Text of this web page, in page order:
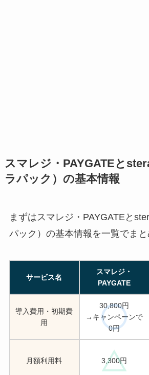
スマレジ・PAYGATEと
ラパック）の基本情報
まずはスマレジ・PAYGATEと
パック）の基本情報を一覧でまと
サービス名
スマレジ・
PAYGATE
導入費用・初期費
用
30,800円
→キャンペーンで
0円
月額利用料 3,300円